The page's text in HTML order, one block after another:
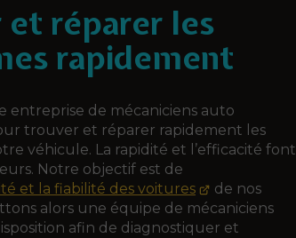
et réparer les
rapidement
entreprise de mécaniciens auto
trouver et réparer rapidement les
véhicule. La rapidité et l’efficacité font
Notre objectif est de
et la fiabilité des voitures
de nos
alors une équipe de mécaniciens
afin de diagnostiquer et